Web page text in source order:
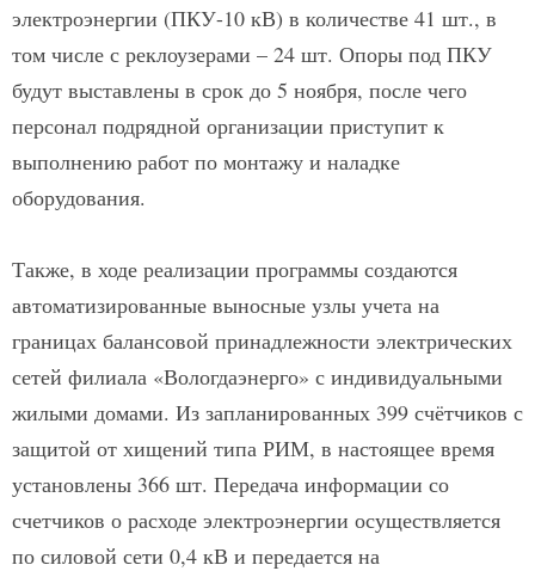
электроэнергии (ПКУ-10 кВ) в количестве 41 шт., в
том числе с реклоузерами – 24 шт. Опоры под ПКУ
будут выставлены в срок до 5 ноября, после чего
персонал подрядной организации приступит к
выполнению работ по монтажу и наладке
оборудования.
Также, в ходе реализации программы создаются
автоматизированные выносные узлы учета на
границах балансовой принадлежности электрических
сетей филиала «Вологдаэнерго» с индивидуальными
жилыми домами. Из запланированных 399 счётчиков с
защитой от хищений типа РИМ, в настоящее время
установлены 366 шт. Передача информации со
счетчиков о расходе электроэнергии осуществляется
по силовой сети 0,4 кВ и передается на